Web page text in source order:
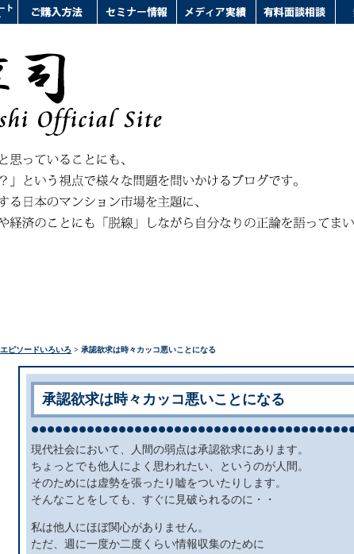
エピソードいろいろ > 承認欲求は時々カッコ悪いことになる
承認欲求は時々カッコ悪いことになる
現代社会において、人間の弱点は承認欲求にあります。
ちょっとでも他人によく思われたい、というのが人間。
そのためには虚勢を張ったり嘘をついたりします。
そんなことをしても、すぐに見破られるのに・・
私は他人にほぼ関心がありません。
ただ、週に一度か二度くらい情報収集のために